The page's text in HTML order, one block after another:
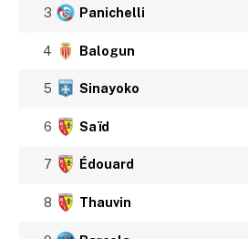
3 Panichelli
4 Balogun
5 Sinayoko
6 Saïd
7 Édouard
8 Thauvin